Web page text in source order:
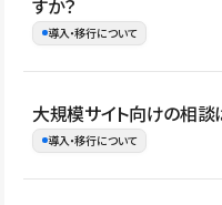
ォリオなど幅広く制作できま
すか？
導入・移行について
はい。既存サイトの構成やコ
Studio上に再構築する形で
大規模サイト向けの相談
導入・移行について